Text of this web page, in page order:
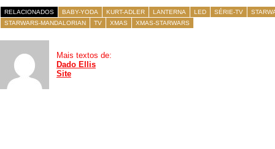
RELACIONADOS BABY-YODA KURT-ADLER LANTERNA LED SÉRIE-TV
STARWARS-MANDALORIAN
TV XMAS XMAS-STARWARS
Mais textos de:
Dado Ellis
Site